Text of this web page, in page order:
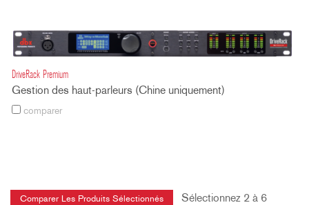
DriveRack Premium
Gestion des haut-parleurs (Chine uniquement)
comparer
Sélectionnez 2 à 6